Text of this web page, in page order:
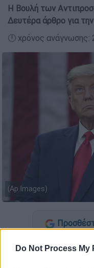
Do Not Process
Η Βουλή των
Δευτέρα άρθρο για
🕛 χρόνος
(Ap Images)
Τη Δευτέρα11